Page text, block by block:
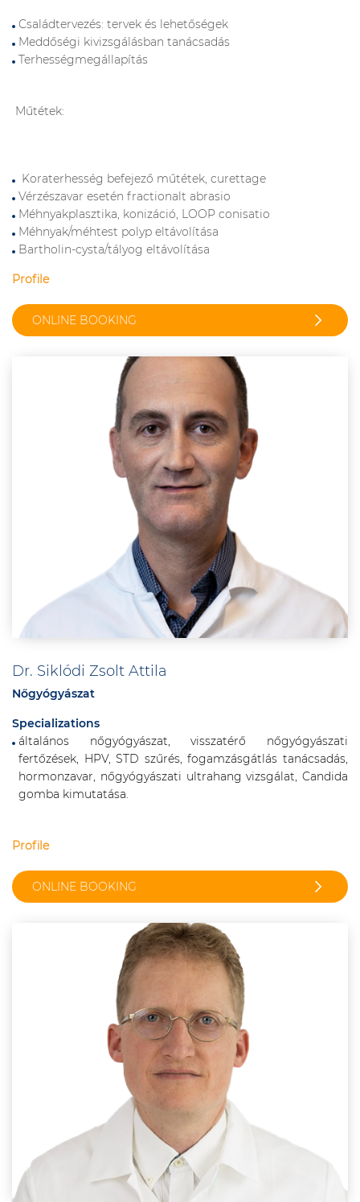
Családtervezés: tervek és lehetőségek
Meddőségi kivizsgálásban tanácsadás
Terhességmegállapítás
Műtétek:
Koraterhesség befejező műtétek, curettage
Vérzészavar esetén fractionalt abrasio
Méhnyakplasztika, konizáció, LOOP conisatio
Méhnyak/méhtest polyp eltávolítása
Bartholin-cysta/tályog eltávolítása
Profile
ONLINE BOOKING
Dr. Siklódi Zsolt Attila
Nőgyógyászat
Specializations
általános nőgyógyászat, visszatérő nőgyógyászati
fertőzések, HPV, STD szűrés, fogamzásgátlás tanácsadás,
hormonzavar, nőgyógyászati ultrahang vizsgálat, Candida
gomba kimutatása.
Profile
ONLINE BOOKING